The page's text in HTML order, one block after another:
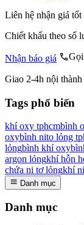
Liên hệ nhận giá tốt
Chiết khấu theo số
Nhận báo giá
Giao 2-4h nội
Tags phổ biến
khí oxy tphcmbình
oxybình nito lỏng
lỏngbình khí oxy
argon lỏngkhí hỗn
chứa ni tơ lỏngkhí
Danh mục
Danh mục